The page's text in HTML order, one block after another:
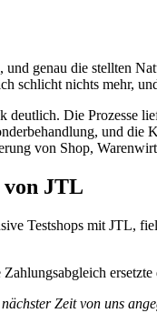
genau die stellten
schlicht nichts mehr,
Die Prozesse
und
von Shop,
von JTL
Testshops mit JTL,
Zeit von uns